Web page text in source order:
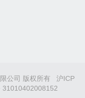
公司 版权所有 沪ICP
31010402008152